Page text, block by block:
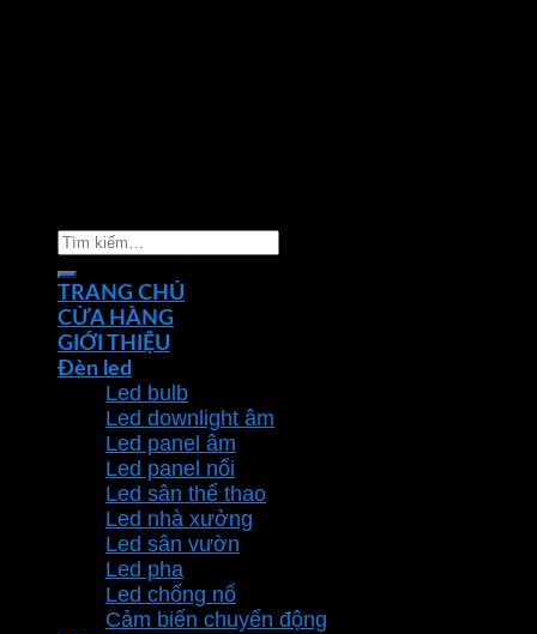
Tìm
kiếm:
TRANG CHỦ
CỬA HÀNG
GIỚI THIỆU
Đèn led
Led bulb
Led downlight âm
Led panel âm
Led panel nổi
Led sân thể thao
Led nhà xưởng
Led sân vườn
Led pha
Led chống nổ
Cảm biến chuyển động